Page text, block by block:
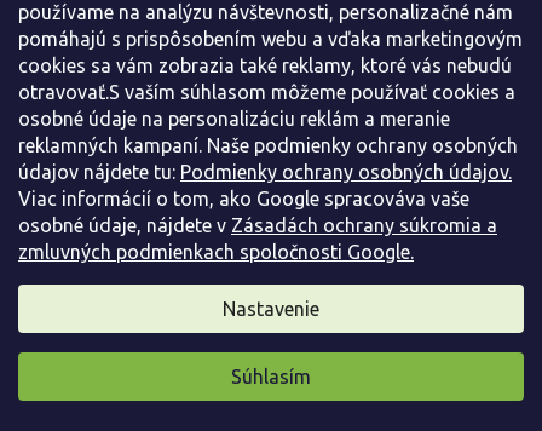
používame na analýzu návštevnosti, personalizačné nám
pomáhajú s prispôsobením webu a vďaka marketingovým
cookies sa vám zobrazia také reklamy, ktoré vás nebudú
otravovať.S vaším súhlasom môžeme používať cookies a
osobné údaje na personalizáciu reklám a meranie
reklamných kampaní. Naše podmienky ochrany osobných
údajov nájdete tu: Podmienky ochrany osobných údajov.
Viac informácií o tom, ako Google spracováva vaše
osobné údaje, nájdete v Zásadách ochrany súkromia a
zmluvných podmienkach spoločnosti Google.
Nastavenie
Súhlasím
Skladom (40 ks) Pripravili sme pre vás darček